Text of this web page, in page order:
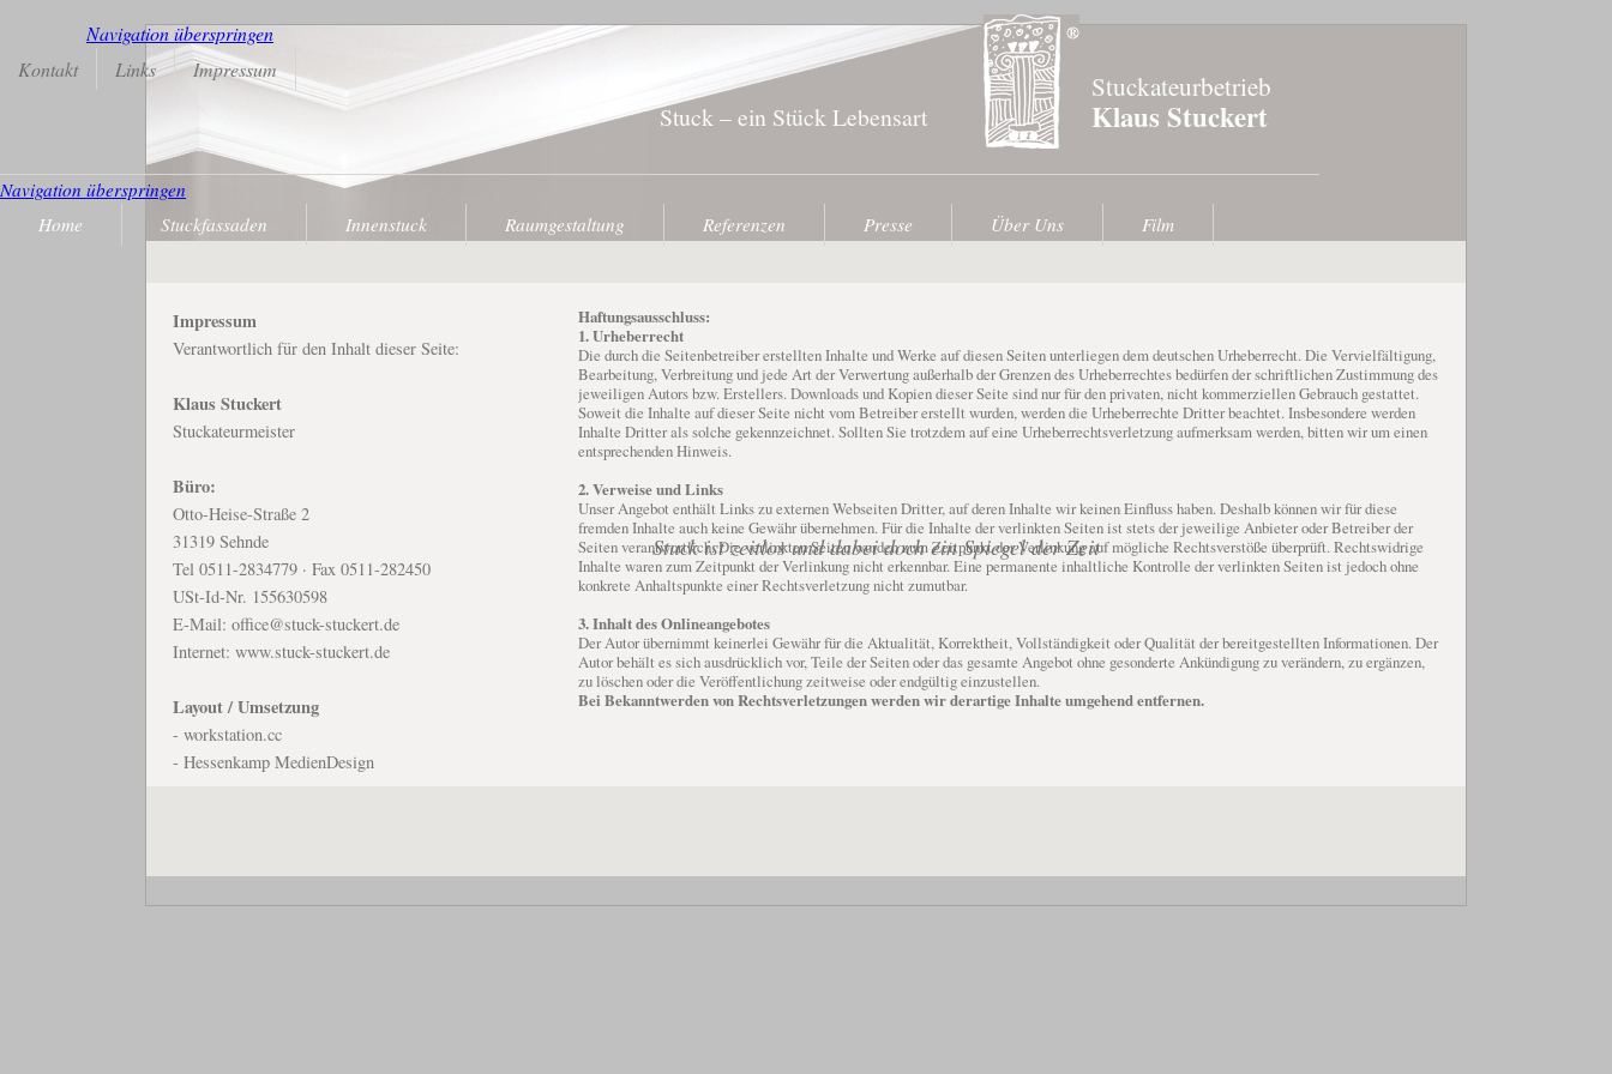
Stuck – ein Stück Lebensart
Stuckateurbetrieb
Klaus Stuckert
Navigation überspringen
Home
Stuckfassaden Innenstuck Raumgestaltung Referenzen Presse Über Uns Film
Impressum
Verantwortlich für den Inhalt dieser Seite:
Klaus Stuckert
Stuckateurmeister
Büro:
Otto-Heise-Straße 2
31319 Sehnde
Tel 0511-2834779 · Fax 0511-282450
USt-Id-Nr. 155630598
E-Mail: office@stuck-stuckert.de
Internet: www.stuck-stuckert.de
Layout / Umsetzung
- workstation.cc
- Hessenkamp MedienDesign
Haftungsausschluss:
1. Urheberrecht
Die durch die Seitenbetreiber erstellten Inhalte und Werke auf diesen Seiten unterliegen dem deutschen Urheberrecht. Die Vervielfältigung,
Bearbeitung, Verbreitung und jede Art der Verwertung außerhalb der Grenzen des Urheberrechtes bedürfen der schriftlichen Zustimmung des
jeweiligen Autors bzw. Erstellers. Downloads und Kopien dieser Seite sind nur für den privaten, nicht kommerziellen Gebrauch gestattet.
Soweit die Inhalte auf dieser Seite nicht vom Betreiber erstellt wurden, werden die Urheberrechte Dritter beachtet. Insbesondere werden
Inhalte Dritter als solche gekennzeichnet. Sollten Sie trotzdem auf eine Urheberrechtsverletzung aufmerksam werden, bitten wir um einen
entsprechenden Hinweis.
2. Verweise und Links
Unser Angebot enthält Links zu externen Webseiten Dritter, auf deren Inhalte wir keinen Einfluss haben. Deshalb können wir für diese
fremden Inhalte auch keine Gewähr übernehmen. Für die Inhalte der verlinkten Seiten ist stets der jeweilige Anbieter oder Betreiber der
Seiten verantwortlich. Die verlinkten Seiten wurden zum Zeitpunkt der Verlinkung auf mögliche Rechtsverstöße überprüft. Rechtswidrige
Inhalte waren zum Zeitpunkt der Verlinkung nicht erkennbar. Eine permanente inhaltliche Kontrolle der verlinkten Seiten ist jedoch ohne
konkrete Anhaltspunkte einer Rechtsverletzung nicht zumutbar.
3. Inhalt des Onlineangebotes
Der Autor übernimmt keinerlei Gewähr für die Aktualität, Korrektheit, Vollständigkeit oder Qualität der bereitgestellten Informationen. Der
Autor behält es sich ausdrücklich vor, Teile der Seiten oder das gesamte Angebot ohne gesonderte Ankündigung zu verändern, zu ergänzen,
zu löschen oder die Veröffentlichung zeitweise oder endgültig einzustellen.
Bei Bekanntwerden von Rechtsverletzungen werden wir derartige Inhalte umgehend entfernen.
Stuck ist zeitlos und dabei doch ein Spiegel der Zeit
Navigation überspringen
Kontakt
Links Impressum